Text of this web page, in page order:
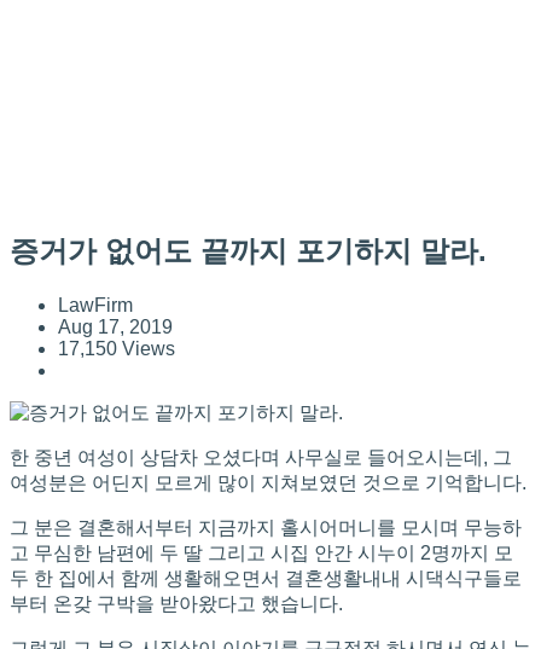
증거가 없어도 끝까지 포기하지 말라.
LawFirm
Aug 17, 2019
17,150 Views
한 중년 여성이 상담차 오셨다며 사무실로 들어오시는데, 그
여성분은 어딘지 모르게 많이 지쳐보였던 것으로 기억합니다.
그 분은 결혼해서부터 지금까지 홀시어머니를 모시며 무능하
고 무심한 남편에 두 딸 그리고 시집 안간 시누이 2명까지 모
두 한 집에서 함께 생활해오면서 결혼생활내내 시댁식구들로
부터 온갖 구박을 받아왔다고 했습니다.